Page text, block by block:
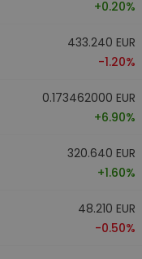
+0.20%
433.240 EUR
-1.20%
0.173462000 EUR
+6.90%
320.640 EUR
+1.60%
48.210 EUR
-0.50%